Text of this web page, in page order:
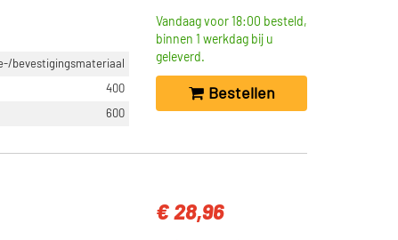
bevestigingsmateriaal
400
600
Vandaag voor 18:00 besteld,
binnen 1 werkdag bij u
geleverd.
Bestellen
€ 28,96